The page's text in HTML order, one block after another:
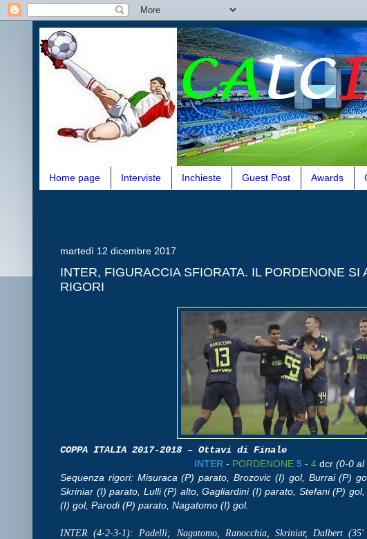
Home page Interviste Inchieste Guest Post Awards
martedì 12 dicembre 2017
INTER, FIGURACCIA SFIORATA. IL PORDENONE SI
RIGORI
COPPA ITALIA 2017-2018 – Ottavi di Finale
INTER - PORDENONE 5 - 4 dcr (0-0 al
Sequenza rigori: Misuraca (P) parato, Brozovic (I) gol, Burrai (P)
Skriniar (I) parato, Lulli (P) alto, Gagliardini (I) parato, Stefani (P)
(I) gol, Parodi (P) parato, Nagatomo (I) gol.
INTER (4-2-3-1): Padelli; Nagatomo, Ranocchia, Skriniar, Dalbert